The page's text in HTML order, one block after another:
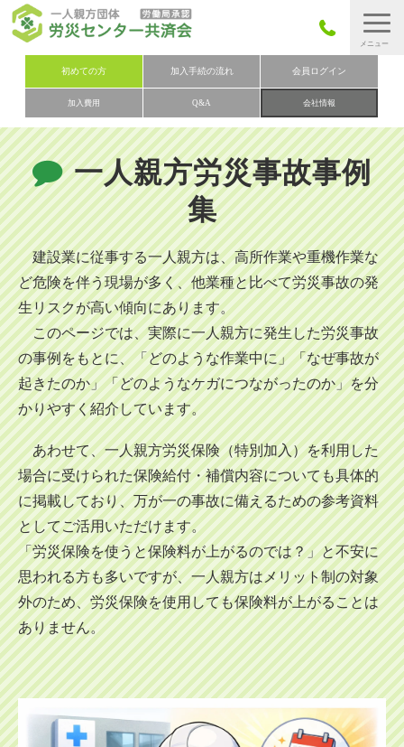
初めての方 加入手続の流れ 会員ログイン
加入費用 Q&A 会社情報
労災保険とは
労災保険の取りまとめ
労災保険加入手続きの流れ
加入費用
加入申込み
会社概要
お問い合わせ
会員メニュー
一人親方労災事故事例
集
建設業に従事する一人親方は、高所作業や重機作業な
ど危険を伴う現場が多く、他業種と比べて労災事故の発
生リスクが高い傾向にあります。
このページでは、実際に一人親方に発生した労災事故
の事例をもとに、「どのような作業中に」「なぜ事故が
起きたのか」「どのようなケガにつながったのか」を分
かりやすく紹介しています。
あわせて、一人親方労災保険（特別加入）を利用した
場合に受けられた保険給付・補償内容についても具体的
に掲載しており、万が一の事故に備えるための参考資料
としてご活用いただけます。
「労災保険を使うと保険料が上がるのでは？」と不安に
思われる方も多いですが、一人親方はメリット制の対象
外のため、労災保険を使用しても保険料が上がることは
ありません。